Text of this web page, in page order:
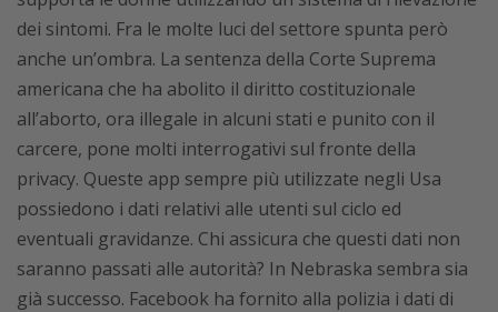
dei sintomi. Fra le molte luci del settore spunta però
anche un’ombra. La sentenza della Corte Suprema
americana che ha abolito il diritto costituzionale
all’aborto, ora illegale in alcuni stati e punito con il
carcere, pone molti interrogativi sul fronte della
privacy. Queste app sempre più utilizzate negli Usa
possiedono i dati relativi alle utenti sul ciclo ed
eventuali gravidanze. Chi assicura che questi dati non
saranno passati alle autorità? In Nebraska sembra sia
già successo. Facebook ha fornito alla polizia i dati di